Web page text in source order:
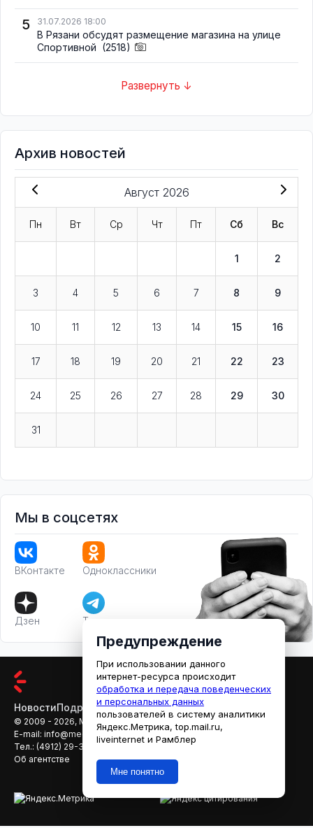
5 31.07.2026 18:00
В Рязани обсудят размещение магазина на улице
Спортивной (2518)
Развернуть ↓
Архив новостей
Август 2026
Пн Вт Ср Чт Пт Сб Вс
1 2
3 4 5 6 7 8 9
10 11 12 13 14 15 16
17 18 19 20 21 22 23
24 25 26 27 28 29 30
31
Мы в соцсетях
ВКонтакте Одноклассники
Дзен Телеграм
НовостиПодробностиАфишаКино
© 2009 - 2026, МЕДИАРЯЗАНЬ
E-mail: info@mediaryazan.ru
reklama@mediaryazan.ru
Тел.: (4912) 29-33-66
Об агентстве
Предупреждение
При использовании данного
интернет-ресурса происходит
обработка и передача поведенческих
и персональных данных
пользователей в систему аналитики
Яндекс.Метрика, top.mail.ru,
liveinternet и Рамблер
Мне понятно